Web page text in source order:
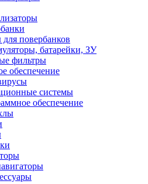
повербанков
батарейки, ЗУ
фильтры
обеспечение
системы
обеспечение